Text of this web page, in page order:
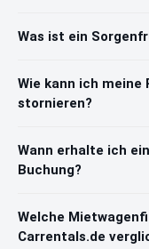
Was ist ein
Wie kann ich meine
stornieren?
Wann erhalte ich
Buchung?
Welche
Carrentals.de